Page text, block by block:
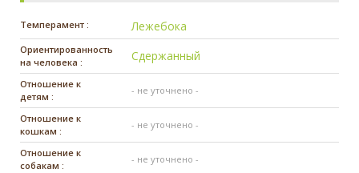
Темперамент : Лежебока
Ориентированность
на человека :
Сдержанный
Отношение к
детям :
- не уточнено -
Отношение к
кошкам :
- не уточнено -
Отношение к
собакам :
- не уточнено -